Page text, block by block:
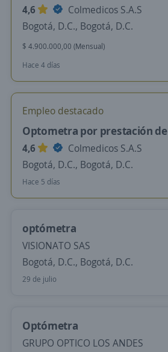
4,6
Colmedicos S.A.S
Bogotá, D.C., Bogotá, D.C.
$ 4.900.000,00 (Mensual)
Hace 4 días
Empleo destacado
Optometra por prestación
4,6
Colmedicos S.A.S
Bogotá, D.C., Bogotá, D.C.
Hace 5 días
optómetra
VISIONATO SAS
Bogotá, D.C., Bogotá, D.C.
29 de julio
Optómetra
GRUPO OPTICO LOS ANDES